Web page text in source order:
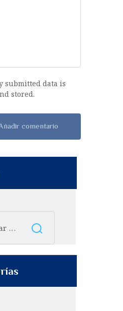
submitted data is
stored.